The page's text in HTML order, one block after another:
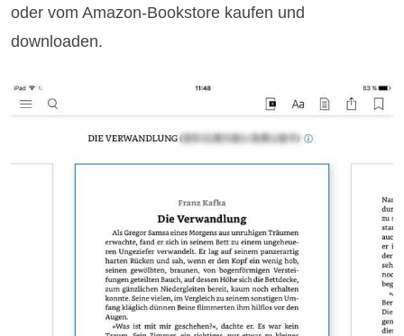
oder vom Amazon-Bookstore kaufen und
downloaden.